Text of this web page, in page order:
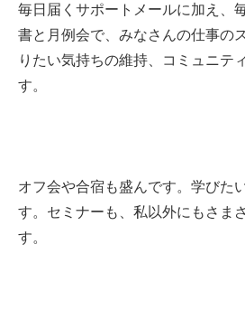
毎日届くサポートメールに加え、
書と月例会で、みなさんの仕事の
りたい気持ちの維持、コミュニテ
す。
オフ会や合宿も盛んです。学びた
す。セミナーも、私以外にもさま
す。